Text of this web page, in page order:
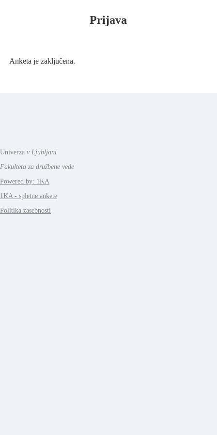
Prijava
Anketa je zaključena.
Univerza v Ljubljani
Fakulteta za družbene vede
Powered by: 1KA
1KA - spletne ankete
Politika zasebnosti